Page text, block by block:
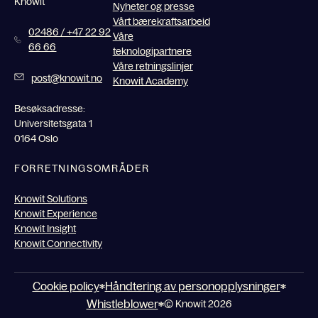
02486 / +47 22 92
66 66
post@knowit.no
Besøksadresse:
Universitetsgata 1
0164 Oslo
Nyheter og presse
Vårt bærekraftsarbeid
Våre
teknologipartnere
Våre retningslinjer
Knowit Academy
FORRETNINGSOMRÅDER
Knowit Solutions
Knowit Experience
Knowit Insight
Knowit Connectivity
Cookie policy Håndtering av personopplysninger
Whistleblower © Knowit 2026